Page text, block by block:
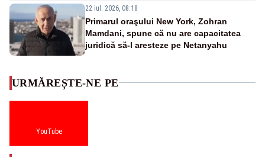
22 iul. 2026, 08:18
Primarul oraşului New York, Zohran
Mamdani, spune că nu are capacitatea
juridică să-l aresteze pe Netanyahu
URMĂREȘTE-NE PE
YouTube